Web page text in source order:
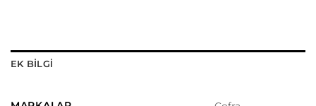
EK BILGI